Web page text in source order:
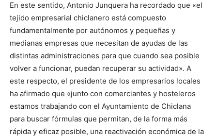
En este sentido, Antonio Junquera ha recordado que «el
tejido empresarial chiclanero está compuesto
fundamentalmente por autónomos y pequeñas y
medianas empresas que necesitan de ayudas de las
distintas administraciones para que cuando sea posible
volver a funcionar, puedan recuperar su actividad». A
este respecto, el presidente de los empresarios locales
ha afirmado que «junto con comerciantes y hosteleros
estamos trabajando con el Ayuntamiento de Chiclana
para buscar fórmulas que permitan, de la forma más
rápida y eficaz posible, una reactivación económica de la